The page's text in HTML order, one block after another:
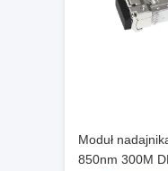
Moduł
850nm 300M